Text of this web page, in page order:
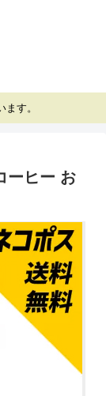
す。
ーヒー お